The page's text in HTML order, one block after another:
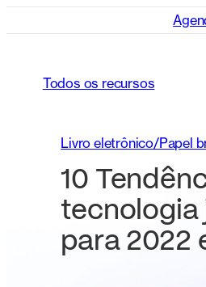
Todos os recursos
Livro eletrônico/Papel
10
tecnologia
para 2022